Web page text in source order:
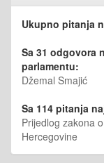
Ukupno pitanja
Sa 31 odgovora
parlamentu:
Džemal Smajić
Sa 114 pitanja
Prijedlog zakona
Hercegovine